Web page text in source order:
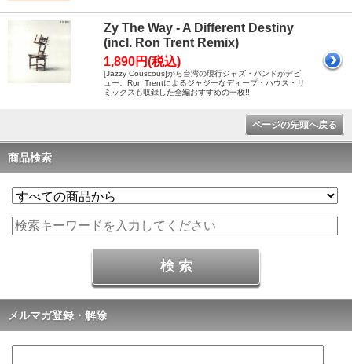
Zy The Way - A Different Destiny
(incl. Ron Trent Remix)
1,890円(税込)
[Jazzy Couscous]から台湾の現行ジャズ・バンドがデビ
ュー。Ron Trentによるジャジーなディープ・ハウス・リ
ミックスも収録した全編おすすめの一枚!!
ページの先頭へ戻る
商品検索
メルマガ登録・解除